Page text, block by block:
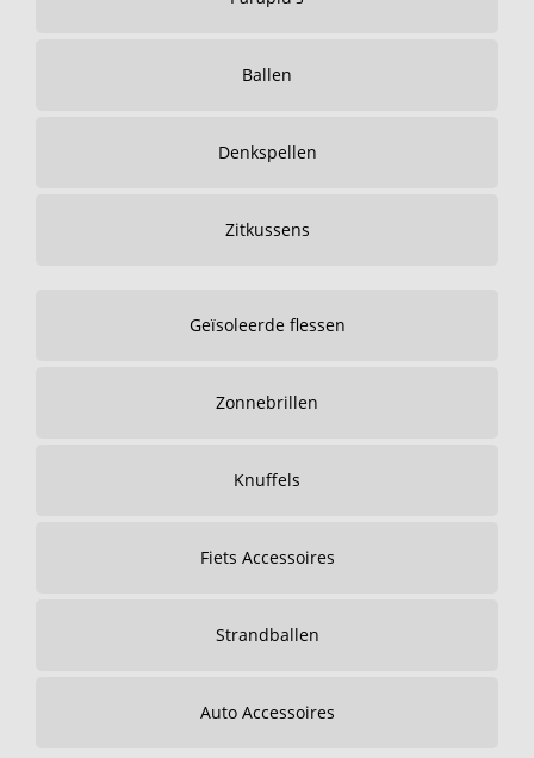
Ballen
Denkspellen
Zitkussens
Geïsoleerde flessen
Zonnebrillen
Knuffels
Fiets Accessoires
Strandballen
Auto Accessoires